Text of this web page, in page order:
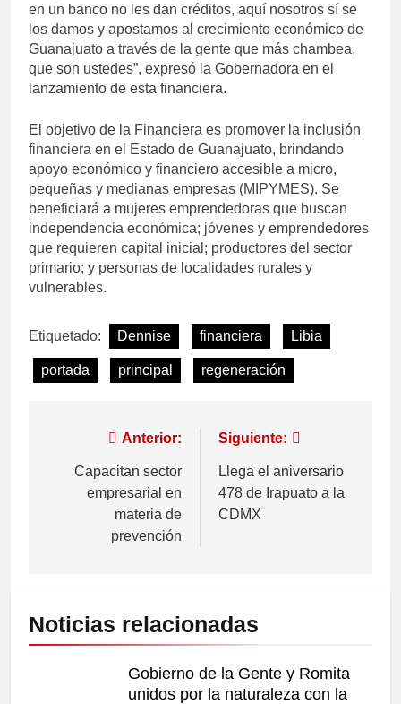
en un banco no les dan créditos, aquí nosotros sí se
los damos y apostamos al crecimiento económico de
Guanajuato a través de la gente que más chambea,
que son ustedes”, expresó la Gobernadora en el
lanzamiento de esta financiera.
El objetivo de la Financiera es promover la inclusión
financiera en el Estado de Guanajuato, brindando
apoyo económico y financiero accesible a micro,
pequeñas y medianas empresas (MIPYMES). Se
beneficiará a mujeres emprendedoras que buscan
independencia económica; jóvenes y emprendedores
que requieren capital inicial; productores del sector
primario; y personas de localidades rurales y
vulnerables.
Etiquetado: Dennise financiera Libia
portada principal regeneración
Anterior:
Capacitan sector
empresarial en
materia de
prevención
Siguiente:
Llega el aniversario
478 de Irapuato a la
CDMX
Noticias relacionadas
Gobierno de la Gente y Romita
unidos por la naturaleza con la